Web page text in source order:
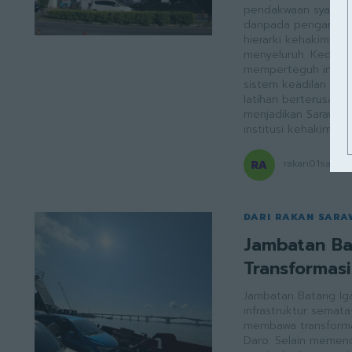
pendakwaan
daripada pengaruh
hierarki kehakiman
menyeluruh. Kedua-dua institusi ini saling melengkapi dalam
memperteguh
sistem keadilan
latihan berterusan,
menjadikan
institusi kehakiman
rakan01sarawak
DARI RAKAN
Jambatan
Jambatan Batang
infrastruktur
membawa
Daro. Selain memendekkan perjalanan kepada hanya 10 minit serta